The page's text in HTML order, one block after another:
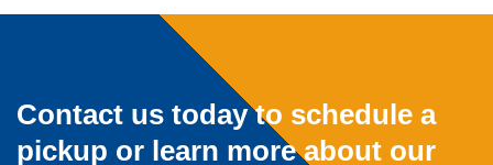
Contact us today to schedule a
pickup or learn more about our